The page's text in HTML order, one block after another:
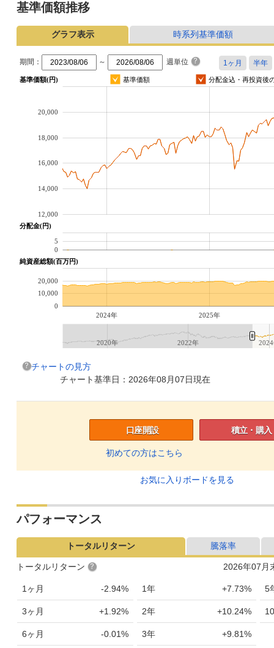
基準価額推移
グラフ表示 時系列基準価額
期間： ～ 週単位
基準価額(円) 基準価額 分配金込・再投資後
12,000
14,000
16,000
18,000
20,000
分配金(円)
0
5
純資産総額(百万円)
2024年 2025年
0
10,000
20,000
2020年 2022年
チャートの見方
チャート基準日：2026年08月07日現在
口座開設
初めての方はこちら
積立・購入
お気に入りボードを見る
パフォーマンス
トータルリターン 騰落率
2026年07月
トータルリターン
1ヶ月 -2.94%
3ヶ月 +1.92%
6ヶ月 -0.01%
1年 +7.73%
2年 +10.24%
3年 +9.81%
5